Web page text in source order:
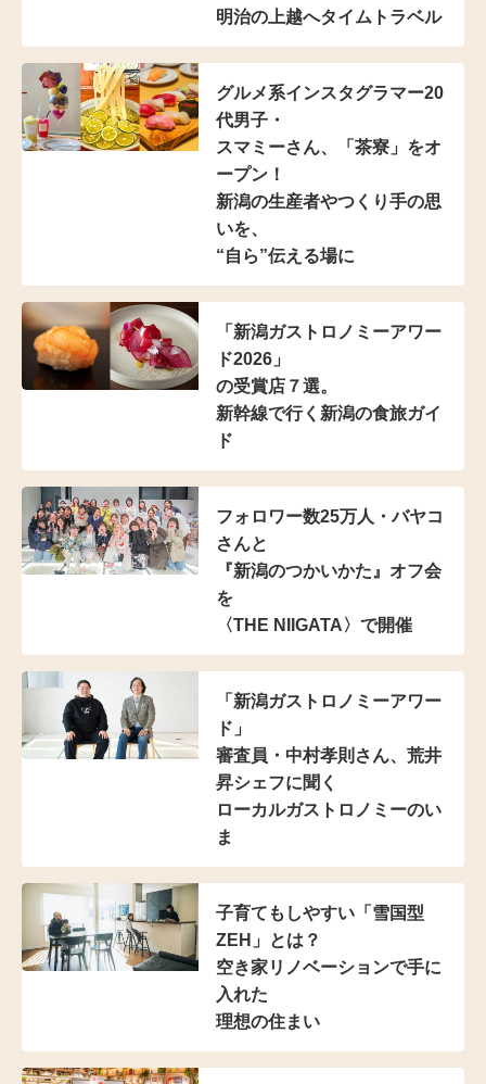
明治の上越へタイムトラベル
グルメ系インスタグラマー20
代男子・
スマミーさん、「茶寮」をオ
ープン！
新潟の生産者やつくり手の思
いを、
“自ら”伝える場に
「新潟ガストロノミーアワー
ド2026」
の受賞店７選。
新幹線で行く新潟の食旅ガイ
ド
フォロワー数25万人・バヤコ
さんと
『新潟のつかいかた』オフ会
を
〈THE NIIGATA〉で開催
「新潟ガストロノミーアワー
ド」
審査員・中村孝則さん、 荒井
昇シェフに聞く
ローカルガストロノミーのい
ま
子育てもしやすい 「雪国型
ZEH」とは？
空き家リノベーションで手に
入れた
理想の住まい